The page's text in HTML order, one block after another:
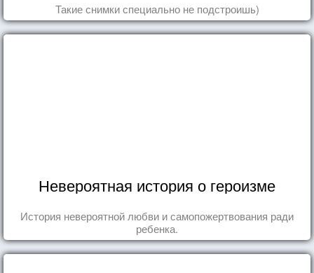
Такие снимки специально не подстроишь)
Невероятная история о героизме
История невероятной любви и самопожертвования ради
ребенка.